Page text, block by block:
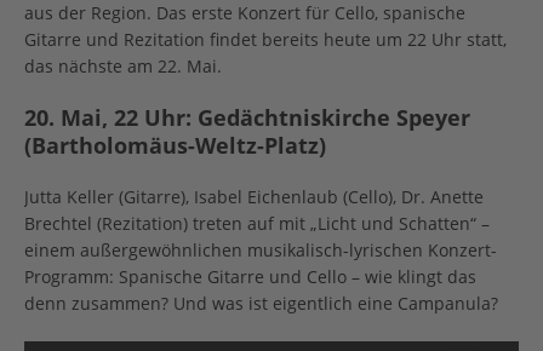
aus der Region. Das erste Konzert für Cello, spanische
Gitarre und Rezitation findet bereits heute um 22 Uhr statt,
das nächste am 22. Mai.
20. Mai, 22 Uhr: Gedächtniskirche Speyer
(Bartholomäus-Weltz-Platz)
Jutta Keller (Gitarre), Isabel Eichenlaub (Cello), Dr. Anette
Brechtel (Rezitation) treten auf mit „Licht und Schatten“ –
einem außergewöhnlichen musikalisch-lyrischen Konzert-
Programm: Spanische Gitarre und Cello – wie klingt das
denn zusammen? Und was ist eigentlich eine Campanula?